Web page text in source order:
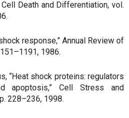
Death and Differentiation, vol.
response,” Annual Review of
1986.
“Heat shock proteins: regulators
apoptosis,” Cell Stress and
228–236, 1998.